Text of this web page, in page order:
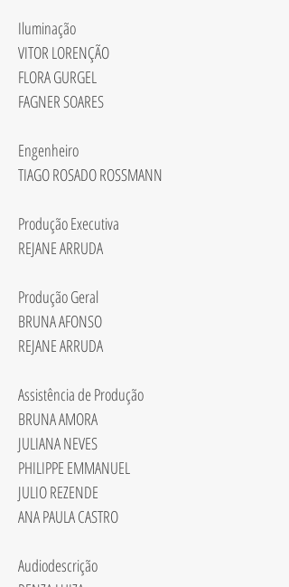
Iluminação
VITOR LORENÇÃO
FLORA GURGEL
FAGNER SOARES
Engenheiro
TIAGO ROSADO ROSSMANN
Produção Executiva
REJANE ARRUDA
Produção Geral
BRUNA AFONSO
REJANE ARRUDA
Assistência de Produção
BRUNA AMORA
JULIANA NEVES
PHILIPPE EMMANUEL
JULIO REZENDE
ANA PAULA CASTRO
Audiodescrição